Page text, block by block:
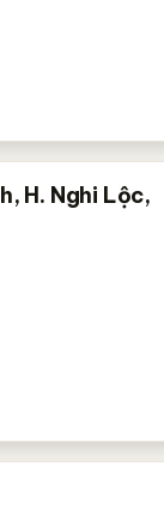
H. Nghi Lộc,